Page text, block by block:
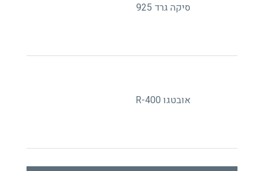
סיקה גרד 925
אובטגו R-400